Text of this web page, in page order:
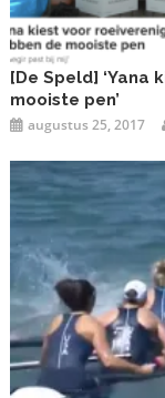
[De Speld] ‘Yana
mooiste pen’
augustus 25, 2017